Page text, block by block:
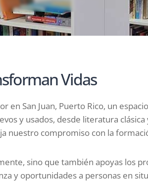
Vidas
en San Juan, Puerto Rico, un
y usados, desde literatura
nuestro compromiso con la
sino que también apoyas los
y oportunidades a personas en